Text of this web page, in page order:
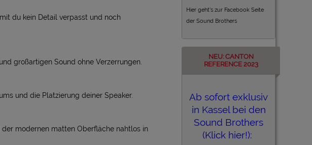
du kein Detail verpasst und noch
großartigen Sound ohne Verzerrungen.
und die Platzierung deiner Speaker.
modernen matten Oberfläche nahtlos in
Hier geht's zur Facebook Seite
der Sound Brothers
NEU: CANTON
REFERENCE 2023
Ab sofort exklusiv
in Kassel bei den
Sound Brothers
(Klick hier!):